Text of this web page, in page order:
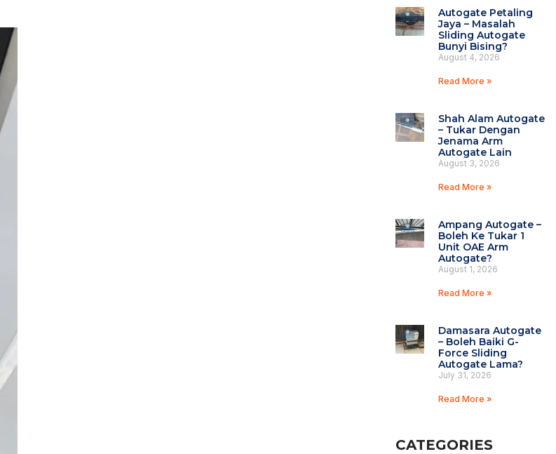
Autogate Petaling
Jaya – Masalah
Sliding Autogate
Bunyi Bising?
August 4, 2026
Read More »
Shah Alam Autogate
– Tukar Dengan
Jenama Arm
Autogate Lain
August 3, 2026
Read More »
Ampang Autogate –
Boleh Ke Tukar 1
Unit OAE Arm
Autogate?
August 1, 2026
Read More »
Damasara Autogate
– Boleh Baiki G-
Force Sliding
Autogate Lama?
July 31, 2026
Read More »
CATEGORIES